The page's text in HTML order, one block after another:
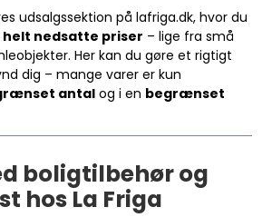
udsalgssektion på lafriga.dk, hvor du
nedsatte priser – lige fra små
Her kan du gøre et rigtigt
dig – mange varer er kun
antal og i en begrænset
boligtilbehør og
hos La Friga